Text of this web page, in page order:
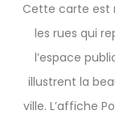
Cette carte est
les rues qui
l’espace
illustrent la
ville. L’affiche